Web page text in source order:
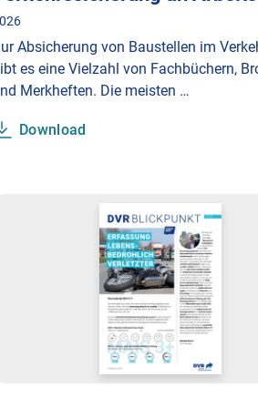
Absicherung von Baustellen im
es eine Vielzahl von Fachbüchern,
Merkheften. Die meisten …
Download